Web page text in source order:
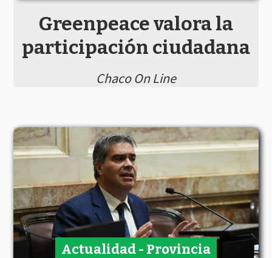
Greenpeace valora la
participación ciudadana
Chaco On Line
Actualidad - Provincia